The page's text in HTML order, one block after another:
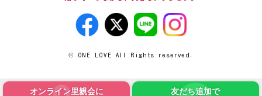
オンライン里親会に 友だち追加で
© ONE LOVE All Rights reserved.